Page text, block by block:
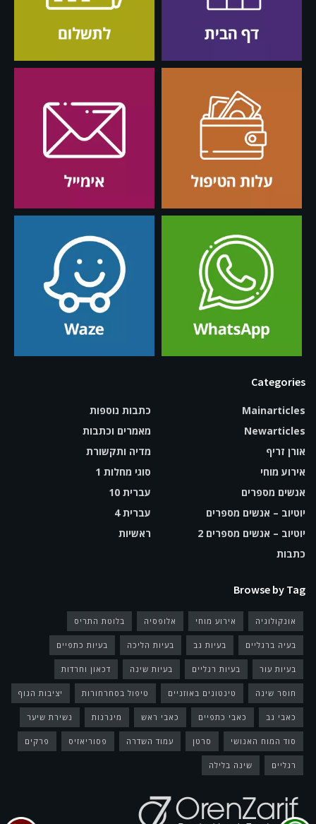
Categories
Mainarticles
Newarticles
אורן זריף
אירוע מוחי
אנשים מספרים
יוטיוב – אנשים מספרים
יוטיוב – אנשים מספרים 2
כתבות
כתבות נוספות
מאמרים וכתבות
מדיה ותקשורת
סוגי מחלות 1
עברית 10
עברית 4
ראשיות
Browse by Tag
אונקולוגיה אירוע מוחי אלופסיה בלוטת התריס
בעיה ברגליים בעיות גב בעיות הליכה בעיות כתפיים
בעיות עור בעיות רגליים בעיות שינה דכאון וחרדות
חוסר שינה טינטונים באוזניים טיפול בסחרחורות יציבות הגוף
כאבי גב כאבי כתפיים כאבי ראש מיגרנות נשירת שיער
סוד המוח האנושי סרטן עמוד השדרה פסוריאזיס פרקים
רגליים שינה בלילה